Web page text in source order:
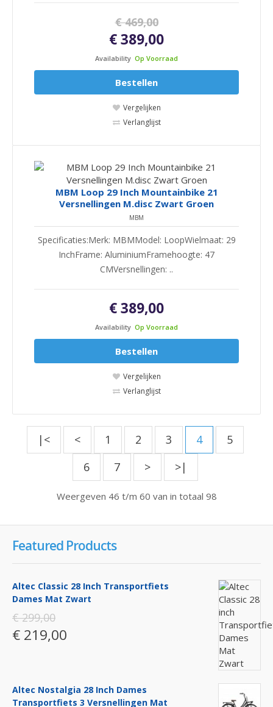
€ 469,00
€ 389,00
Availability Op Voorraad
Bestellen
Vergelijken
Verlanglijst
MBM Loop 29 Inch Mountainbike 21
Versnellingen M.disc Zwart Groen
MBM
Specificaties:Merk: MBMModel: LoopWielmaat: 29
InchFrame: AluminiumFramehoogte: 47
CMVersnellingen: ..
€ 389,00
Availability Op Voorraad
Bestellen
Vergelijken
Verlanglijst
|< < 1 2 3 4
5
6
7 > >|
Weergeven 46 t/m 60 van in totaal 98
Featured Products
Altec Classic 28 Inch Transportfiets
Dames Mat Zwart
€ 299,00
€ 219,00
Altec Nostalgia 28 Inch Dames
Transportfiets 3 Versnellingen Mat